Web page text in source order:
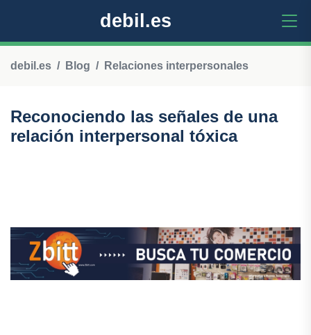
debil.es
debil.es Blog Relaciones interpersonales
Reconociendo las señales de una
relación interpersonal tóxica